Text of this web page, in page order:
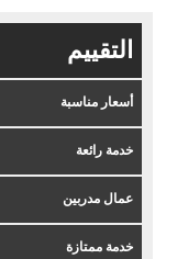
التقييم
أسعار مناسبة
خدمة رائعة
عمال مدربين
خدمة ممتازة